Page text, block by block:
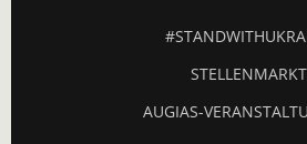
STELLENMARKT
AUGIAS-